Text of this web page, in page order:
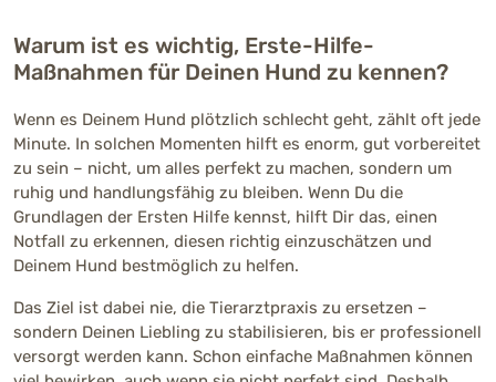
Warum ist es wichtig, Erste-Hilfe-
Maßnahmen für Deinen Hund zu kennen?
Wenn es Deinem Hund plötzlich schlecht geht, zählt oft jede
Minute. In solchen Momenten hilft es enorm, gut vorbereitet
zu sein – nicht, um alles perfekt zu machen, sondern um
ruhig und handlungsfähig zu bleiben. Wenn Du die
Grundlagen der Ersten Hilfe kennst, hilft Dir das, einen
Notfall zu erkennen, diesen richtig einzuschätzen und
Deinem Hund bestmöglich zu helfen.
Das Ziel ist dabei nie, die Tierarztpraxis zu ersetzen –
sondern Deinen Liebling zu stabilisieren, bis er professionell
versorgt werden kann. Schon einfache Maßnahmen können